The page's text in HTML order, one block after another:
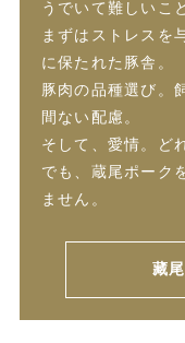
うでいて難しいこ
まずはストレスを
に保たれた豚舎。
豚肉の品種選び。
間ない配慮。
そして、愛情。ど
でも、蔵尾ポーク
ません。
藏